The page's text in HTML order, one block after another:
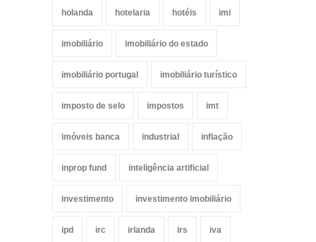
holanda hotelaria hotéis imi
imobiliário imobiliário do estado
imobiliário portugal imobiliário turístico
imposto de selo impostos imt
imóveis banca industrial inflação
inprop fund inteligência artificial
investimento investimento imobiliário
ipd irc irlanda irs iva